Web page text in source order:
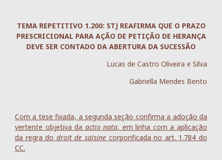
TEMA REPETITIVO 1.200: STJ REAFIRMA QUE O PRAZO
PRESCRICIONAL PARA AÇÃO DE PETIÇÃO DE HERANÇA
DEVE SER CONTADO DA ABERTURA DA SUCESSÃO
Lucas de Castro Oliveira e Silva
Gabriella Mendes Bento
Com a tese fixada, a segunda seção confirma a adoção da
vertente objetiva da actio nata, em linha com a aplicação
da regra do droit de saisine corporificada no art. 1.784 do
CC.